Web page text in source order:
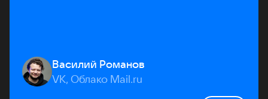
Василий Романов
VK, Облако Mail.ru